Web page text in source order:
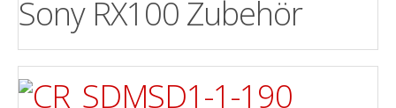
Sony RX100 Zubehör